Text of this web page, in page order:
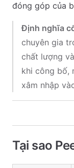
đóng góp của
Định nghĩa
chuyên gia
chất lượng
khi công bố,
xâm nhập
Tại sao